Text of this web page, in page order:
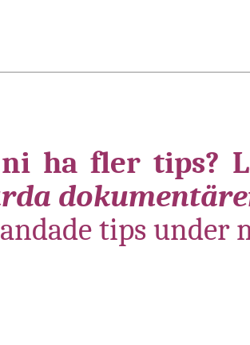
ha fler tips?
tips